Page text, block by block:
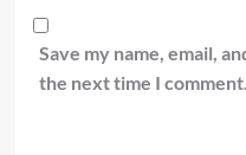
Save my name, email,
the next time I comment.